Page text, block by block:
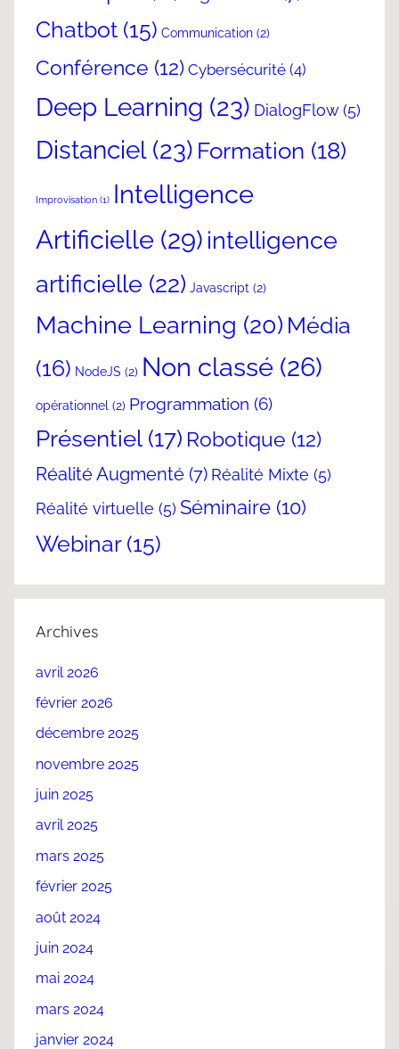
Chatbot (15) Communication (2)
Conférence (12) Cybersécurité (4)
Deep Learning (23) DialogFlow(5)
Distanciel(23) Formation (18)
Improvisation (1) Intelligence
Artificielle (29) intelligence
artificielle (22) Javascript (2)
Machine Learning (20) Média
(16) NodeJS (2) Non classé (26)
opérationnel (2) Programmation (6)
Présentiel(17) Robotique (12)
Réalité Augmenté (7) Réalité Mixte (5)
Réalité virtuelle (5) Séminaire (10)
Webinar(15)
Archives
avril 2026
février 2026
décembre 2025
novembre 2025
juin 2025
avril 2025
mars 2025
février 2025
août 2024
juin 2024
mai 2024
mars 2024
janvier 2024